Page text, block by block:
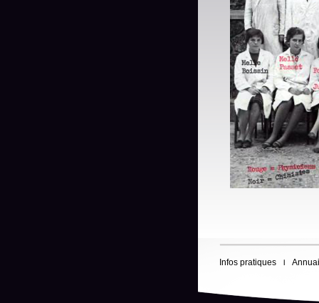
Infos pratiques